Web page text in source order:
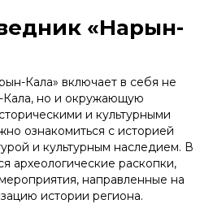
«Нарын-
Кала» включает в себя не
Кала, но и окружающую
и культурными
ознакомиться с историей
и культурным наследием. В
археологические раскопки,
направленные на
истории региона.